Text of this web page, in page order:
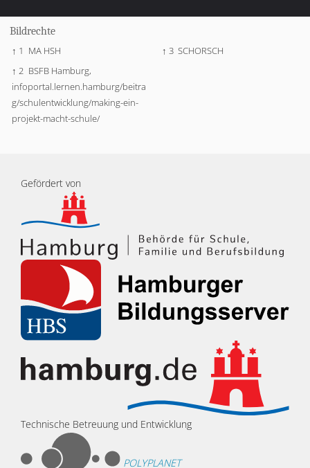
Bildrechte
↑ 1 MA HSH
↑ 2 BSFB Hamburg,
infoportal.lernen.hamburg/beitra
g/schulentwicklung/making-ein-
projekt-macht-schule/
↑ 3 SCHORSCH
Gefördert von
Technische Betreuung und Entwicklung
POLYPLANET